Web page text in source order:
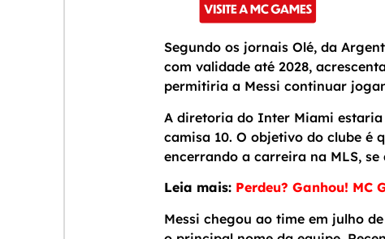
Segundo os jornais Olé, da
com validade até 2028,
permitiria a Messi continuar
A diretoria do Inter Miami
camisa 10. O objetivo do clube é
encerrando a carreira na MLS, se
Leia mais: Perdeu? Ganhou! MC
Messi chegou ao time em julho